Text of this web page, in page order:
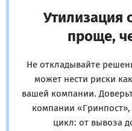
Утилизация
проще,
Не откладывайте
может нести риски
вашей компании.
компании
цикл: от вывоза